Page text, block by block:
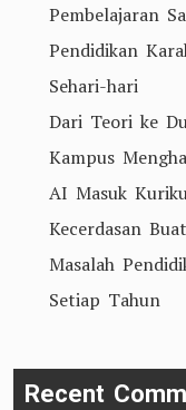
Pembelajaran
Pendidikan
Sehari-hari
Dari Teori ke
Kampus
AI Masuk
Kecerdasan
Masalah
Setiap Tahun
Recent